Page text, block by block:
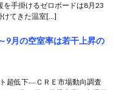
を手掛けるゼロボードは8月23
けてきた温室[…]
9月の空室率は若干上昇の
超低下―ＣＲＥ市場動向調査